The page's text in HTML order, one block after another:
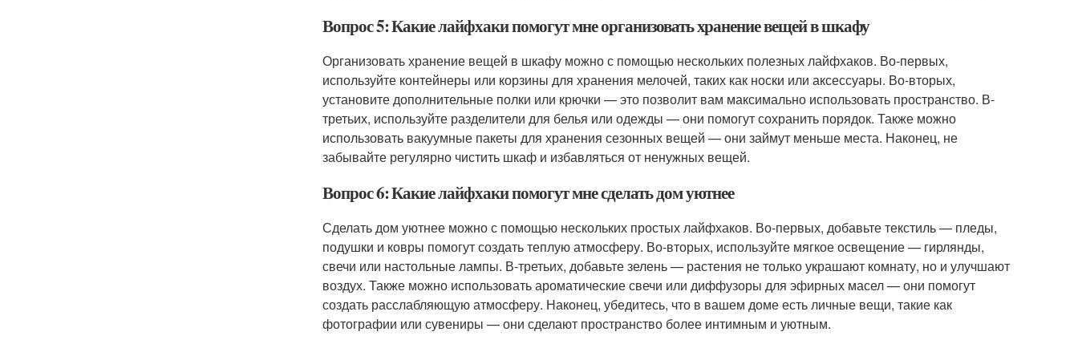
Вопрос 5: Какие лайфхаки помогут мне организовать хранение вещей в шкафу
Организовать хранение вещей в шкафу можно с помощью нескольких полезных лайфхаков. Во-первых,
используйте контейнеры или корзины для хранения мелочей, таких как носки или аксессуары. Во-вторых,
установите дополнительные полки или крючки — это позволит вам максимально использовать пространство. В-
третьих, используйте разделители для белья или одежды — они помогут сохранить порядок. Также можно
использовать вакуумные пакеты для хранения сезонных вещей — они займут меньше места. Наконец, не
забывайте регулярно чистить шкаф и избавляться от ненужных вещей.
Вопрос 6: Какие лайфхаки помогут мне сделать дом уютнее
Сделать дом уютнее можно с помощью нескольких простых лайфхаков. Во-первых, добавьте текстиль — пледы,
подушки и ковры помогут создать теплую атмосферу. Во-вторых, используйте мягкое освещение — гирлянды,
свечи или настольные лампы. В-третьих, добавьте зелень — растения не только украшают комнату, но и улучшают
воздух. Также можно использовать ароматические свечи или диффузоры для эфирных масел — они помогут
создать расслабляющую атмосферу. Наконец, убедитесь, что в вашем доме есть личные вещи, такие как
фотографии или сувениры — они сделают пространство более интимным и уютным.